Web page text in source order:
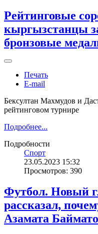
Рейтинговые
кыргызстанцы
бронзовые
Печать
E-mail
Бексултан Махмудов и
рейтинговом турнире
Подробнее...
Подробности
Спорт
23.05.2023 15:32
Просмотров: 390
Футбол. Новый
рассказал,
Азамата